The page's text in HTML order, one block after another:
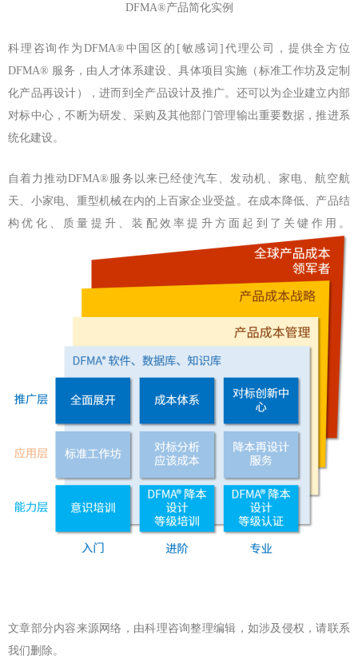
DFMA®产品简化实例
科理咨询作为DFMA®中国区的[敏感词]代理公司，提供全方位
DFMA® 服务，由人才体系建设、具体项目实施（标准工作坊及定制
化产品再设计），进而到全产品设计及推广。还可以为企业建立内部
对标中心，不断为研发、采购及其他部门管理输出重要数据，推进系
统化建设。
自着力推动DFMA®服务以来已经使汽车、发动机、家电、航空航
天、小家电、重型机械在内的上百家企业受益。在成本降低、产品结
构优化、质量提升、装配效率提升方面起到了关键作用。
文章部分内容来源网络，由科理咨询整理编辑，如涉及侵权，请联系
我们删除。